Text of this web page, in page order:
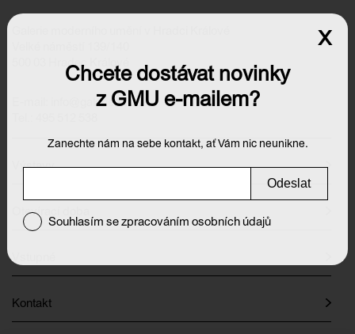
500 03 Hradec Králové
info@galeriehk.cz
Výstavy
Otevírací doba
Kontakt
Chcete dostávat novinky
z GMU e-mailem?
Zanechte nám na sebe kontakt, ať Vám nic neunikne.
Odeslat
Souhlasím se zpracováním osobních údajů
x